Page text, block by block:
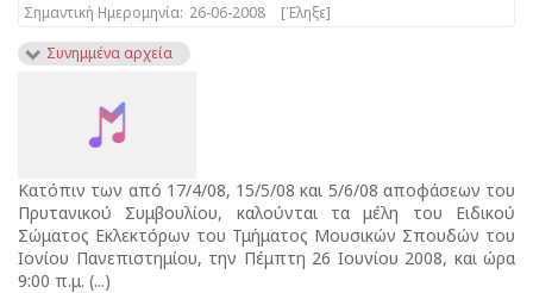
Σημαντική Ημερομηνία: 26-06-2008
[Έληξε]
Συνημμένα αρχεία
Κατόπιν των από 17/4/08, 15/5/08 και 5/6/08 αποφάσεων του
Πρυτανικού Συμβουλίου, καλούνται τα μέλη του Ειδικού
Σώματος Εκλεκτόρων του Τμήματος Μουσικών Σπουδών του
Ιονίου Πανεπιστημίου, την Πέμπτη 26 Ιουνίου 2008, και ώρα
9:00 π.μ. (...)